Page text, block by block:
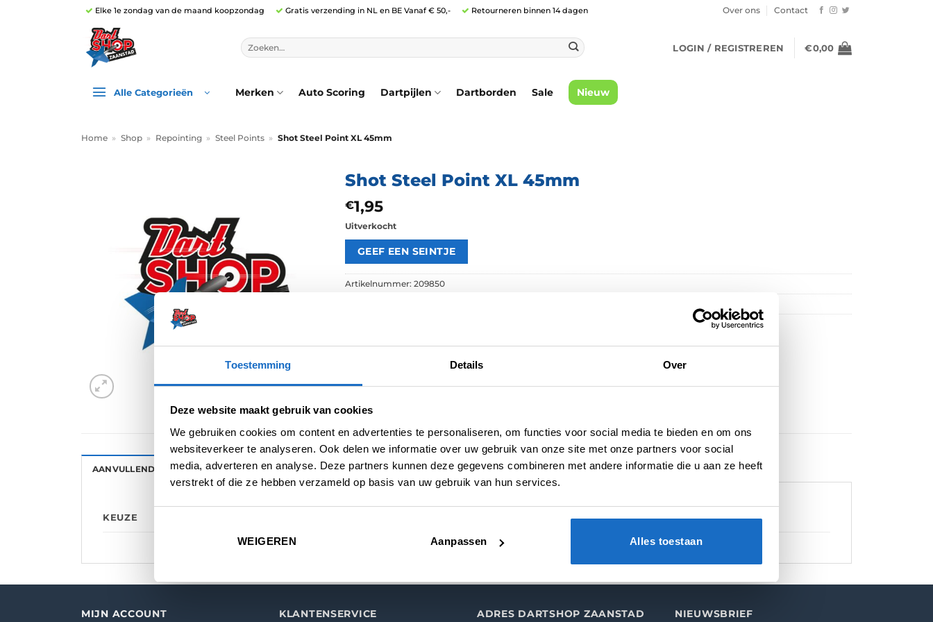
Toestemming Details Over
Deze website maakt gebruik van cookies
We gebruiken cookies om content en advertenties te personaliseren, om functies voor social media te bieden en om ons
websiteverkeer te analyseren. Ook delen we informatie over uw gebruik van onze site met onze partners voor social
media, adverteren en analyse. Deze partners kunnen deze gegevens combineren met andere informatie die u aan ze heeft
verstrekt of die ze hebben verzameld op basis van uw gebruik van hun services.
WEIGEREN Aanpassen Alles toestaan
Elke 1e zondag van de maand koopzondag Gratis verzending in NL en BE Vanaf € 50,- Retourneren binnen 14 dagen Over ons Contact
Zoeken
naar:
LOGIN / REGISTREREN €0,00
Alle Categorieën Merken Auto Scoring Dartpijlen Dartborden Sale Nieuw
Home » Shop » Repointing » Steel Points » Shot Steel Point XL 45mm
Shot Steel Point XL 45mm
€1,95
Uitverkocht
Artikelnummer: 209850
AANVULLENDE INFORMATIE BEOORDELINGEN (0)
KEUZE
MIJN ACCOUNT KLANTENSERVICE ADRES DARTSHOP ZAANSTAD NIEUWSBRIEF